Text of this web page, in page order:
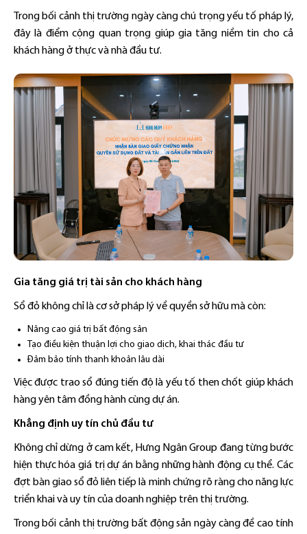
Trong bối cảnh thị trường ngày càng chú trọng yếu tố pháp lý,
đây là điểm cộng quan trọng giúp gia tăng niềm tin cho cả
khách hàng ở thực và nhà đầu tư.
Gia tăng giá trị tài sản cho khách hàng
Sổ đỏ không chỉ là cơ sở pháp lý về quyền sở hữu mà còn:
Nâng cao giá trị bất động sản
Tạo điều kiện thuận lợi cho giao dịch, khai thác đầu tư
Đảm bảo tính thanh khoản lâu dài
Việc được trao sổ đúng tiến độ là yếu tố then chốt giúp khách
hàng yên tâm đồng hành cùng dự án.
Khẳng định uy tín chủ đầu tư
Không chỉ dừng ở cam kết, Hưng Ngân Group đang từng bước
hiện thực hóa giá trị dự án bằng những hành động cụ thể. Các
đợt bàn giao sổ đỏ liên tiếp là minh chứng rõ ràng cho năng lực
triển khai và uy tín của doanh nghiệp trên thị trường.
Trong bối cảnh thị trường bất động sản ngày càng đề cao tính